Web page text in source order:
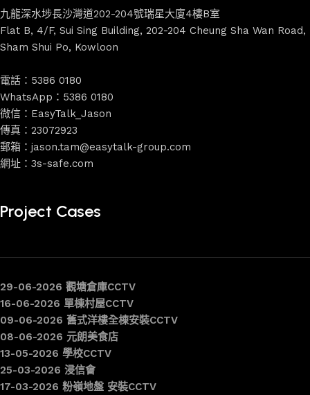
九龍深水埗長沙灣道202-204號瑞星大廈4樓B室
Flat B, 4/F, Sui Sing Building, 202-204 Cheung Sha Wan Road,
Sham Shui Po, Kowloon
電話：5386 0180
WhatsApp：5386 0180
微信：EasyTalk_Jason
傳真：23072923
郵箱：jason.tam@easytalk-group.com
網址：3s-safe.com
Project Cases
29-06-2026 觀塘倉庫CCTV
16-06-2026 單棟村屋CCTV
09-06-2026 舊式洋樓全棟安裝CCTV
08-06-2026 元朗美食店
13-05-2026 學校CCTV
25-03-2026 浸信會
17-03-2026 粉嶺地盤 安裝CCTV